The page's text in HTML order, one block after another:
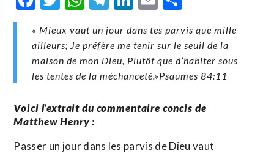
« Mieux vaut un jour dans tes parvis que mille
ailleurs; Je préfère me tenir sur le seuil de la
maison de mon Dieu, Plutôt que d’habiter sous
les tentes de la méchanceté.»‭‭Psaumes‬ ‭84‬:‭11‬
Voici l’extrait du commentaire concis de
Matthew Henry :
Passer un jour dans les parvis de Dieu vaut